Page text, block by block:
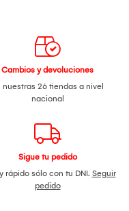
Cambios y devoluciones
nuestras 26 tiendas a nivel
nacional
Sigue tu pedido
rápido sólo con tu DNI. Seguir
pedido